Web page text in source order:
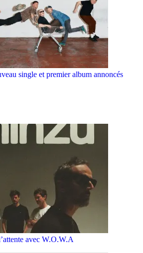
single et premier album annoncés
avec W.O.W.A